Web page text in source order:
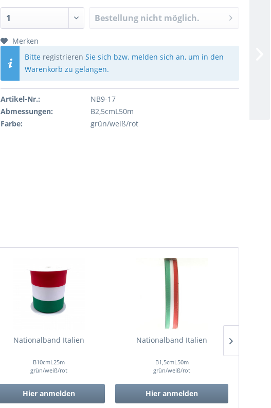
Bestellung nicht möglich.
Merken
Bitte registrieren Sie sich bzw. melden sich an, um in den
Warenkorb zu gelangen.
Artikel-Nr.:
NB9-17
Abmessungen:
B2,5cmL50m
Farbe:
grün/weiß/rot
Nationalband Italien
B10cmL25m
grün/weiß/rot
Hier anmelden
Nationalband Italien
B1,5cmL50m
grün/weiß/rot
Hier anmelden